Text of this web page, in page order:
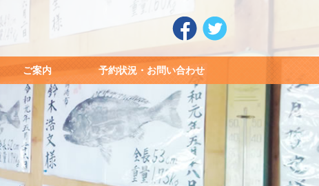
ご案内 予約状況・お問い合わせ